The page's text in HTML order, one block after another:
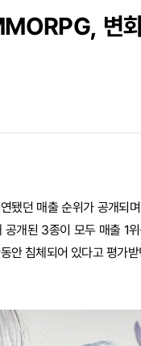
변
됐던 매출 순위가 공개되
개된 3종이 모두 매출 1
안 침체되어 있다고 평가